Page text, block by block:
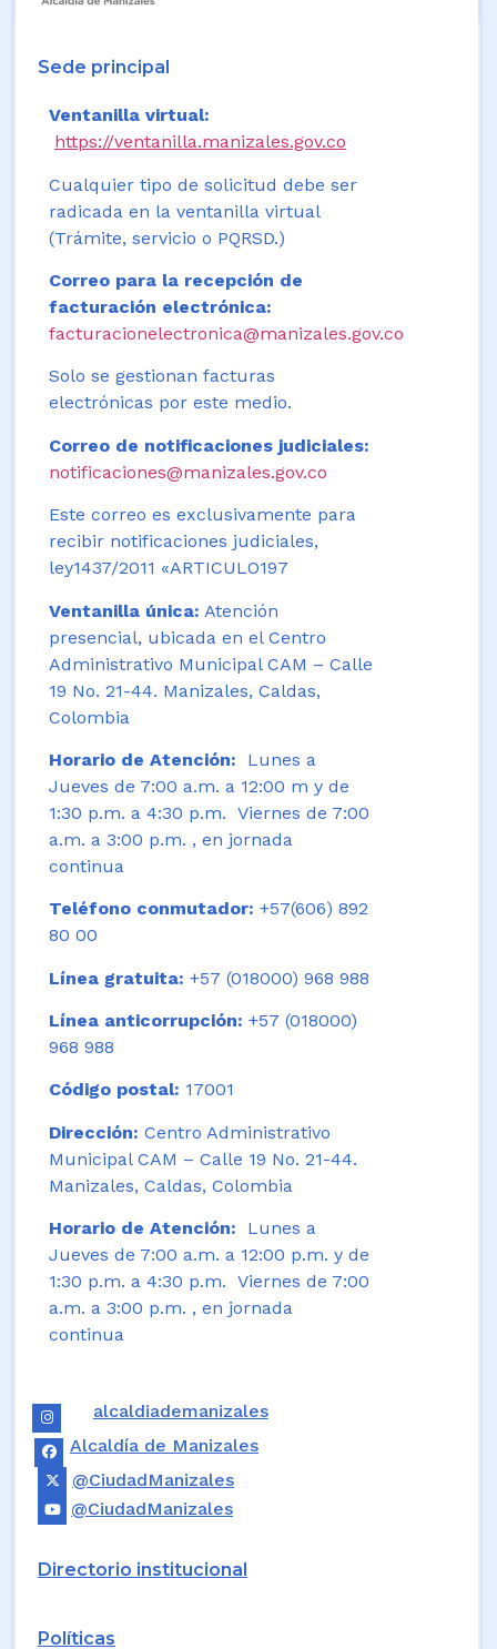
Sede principal
Ventanilla virtual:
https://ventanilla.manizales.gov.co
Cualquier tipo de solicitud debe ser
radicada en la ventanilla virtual
(Trámite, servicio o PQRSD.)
Correo para la recepción de
facturación electrónica:
facturacionelectronica@manizales.gov.co
Solo se gestionan facturas
electrónicas por este medio.
Correo de notificaciones judiciales:
notificaciones@manizales.gov.co
Este correo es exclusivamente para
recibir notificaciones judiciales,
ley1437/2011 «ARTICULO197
Ventanilla única: Atención
presencial, ubicada en el Centro
Administrativo Municipal CAM – Calle
19 No. 21-44. Manizales, Caldas,
Colombia
Horario de Atención:
Lunes a
Jueves de 7:00 a.m. a 12:00 m y de
1:30 p.m. a 4:30 p.m. Viernes de 7:00
a.m. a 3:00 p.m. , en jornada
continua
Teléfono conmutador: +57(606) 892
80 00
Línea gratuita: +57 (018000) 968 988
Línea anticorrupción: +57 (018000)
968 988
Código postal: 17001
Dirección: Centro Administrativo
Municipal CAM – Calle 19 No. 21-44.
Manizales, Caldas, Colombia
Horario de Atención: Lunes a
Jueves de 7:00 a.m. a 12:00 p.m. y de
1:30 p.m. a 4:30 p.m. Viernes de 7:00
a.m. a 3:00 p.m. , en jornada
continua
alcaldiademanizales
Alcaldía de Manizales
@CiudadManizales
@CiudadManizales
Directorio institucional
Políticas